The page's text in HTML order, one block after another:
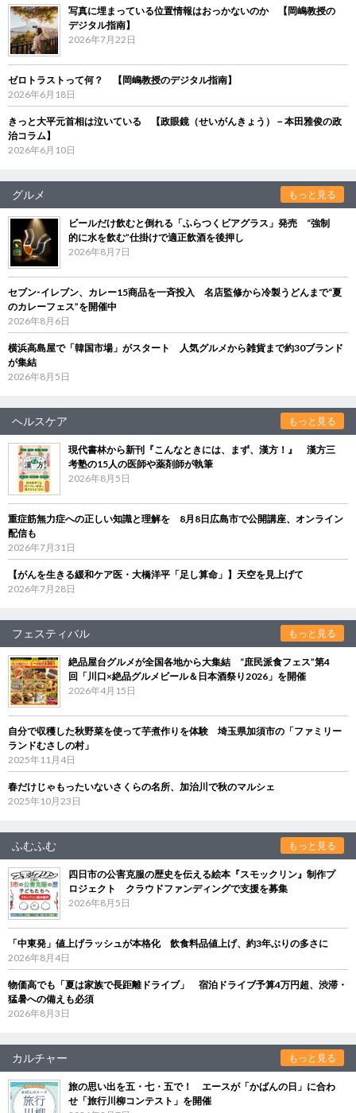
写真に埋まっている位置情報はおっかないのか 【岡嶋教授の
デジタル指南】
2026年7月22日
ゼロトラストって何？ 【岡嶋教授のデジタル指南】
2026年6月18日
きっと大平元首相は泣いている 【政眼鏡（せいがんきょう）－本田雅俊の政
治コラム】
2026年6月10日
グルメ もっと見る
ビールだけ飲むと倒れる「ふらつくビアグラス」発売 “強制
的に水を飲む”仕掛けで適正飲酒を後押し
2026年8月7日
セブン‐イレブン、カレー15商品を一斉投入 名店監修から冷製うどんまで“夏
のカレーフェス”を開催中
2026年8月6日
横浜高島屋で「韓国市場」がスタート 人気グルメから雑貨まで約30ブランド
が集結
2026年8月5日
ヘルスケア もっと見る
現代書林から新刊『こんなときには、まず、漢方！』 漢方三
考塾の15人の医師や薬剤師が執筆
2026年8月5日
重症筋無力症への正しい知識と理解を 8月8日広島市で公開講座、オンライン
配信も
2026年7月31日
【がんを生きる緩和ケア医・大橋洋平「足し算命」】天空を見上げて
2026年7月28日
フェスティバル もっと見る
絶品屋台グルメが全国各地から大集結 “庶民派食フェス”第4
回「川口×絶品グルメビール＆日本酒祭り2026」を開催
2026年4月15日
自分で収穫した秋野菜を使って芋煮作りを体験 埼玉県加須市の「ファミリー
ランドむさしの村」
2025年11月4日
春だけじゃもったいないさくらの名所、加治川で秋のマルシェ
2025年10月23日
ふむふむ もっと見る
四日市の公害克服の歴史を伝える絵本『スモックリン』制作プ
ロジェクト クラウドファンディングで支援を募集
2026年8月5日
「中東発」値上げラッシュが本格化 飲食料品値上げ、約3年ぶりの多さに
2026年8月4日
物価高でも「夏は家族で長距離ドライブ」 宿泊ドライブ予算4万円超、渋滞・
猛暑への備えも必須
2026年8月3日
カルチャー もっと見る
旅の思い出を五・七・五で！ エースが「かばんの日」に合わ
せ「旅行川柳コンテスト」を開催